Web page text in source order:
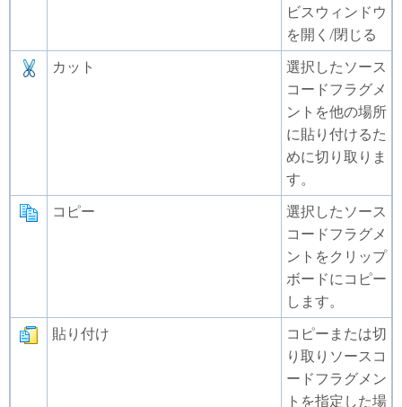
ビスウィンドウ
を開く/閉じる
カット
選択したソース
コードフラグメ
ントを他の場所
に貼り付けるた
めに切り取りま
す。
コピー
選択したソース
コードフラグメ
ントをクリップ
ボードにコピー
します。
貼り付け
コピーまたは切
り取りソースコ
ードフラグメン
トを指定した場